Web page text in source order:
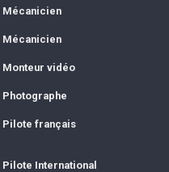
Mécanicien
Mécanicien
Monteur vidéo
Photographe
Pilote français
Pilote International